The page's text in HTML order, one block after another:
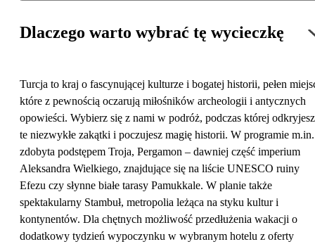
Dlaczego warto wybrać tę wycieczkę
Turcja to kraj o fascynującej kulturze i bogatej historii, pełen
które z pewnością oczarują miłośników archeologii i antycznych
opowieści. Wybierz się z nami w podróż, podczas której odkryjesz
te niezwykłe zakątki i poczujesz magię historii. W programie m.in.
zdobyta podstępem Troja, Pergamon – dawniej część imperium
Aleksandra Wielkiego, znajdujące się na liście UNESCO ruiny
Efezu czy słynne białe tarasy Pamukkale. W planie także
spektakularny Stambuł, metropolia leżąca na styku kultur i
kontynentów. Dla chętnych możliwość przedłużenia wakacji o
dodatkowy tydzień wypoczynku w wybranym hotelu z oferty